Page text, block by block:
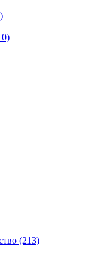
(213)